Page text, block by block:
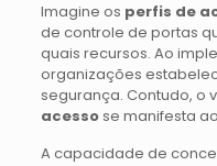
Imagine os perfis de
de controle de portas
quais recursos. Ao
organizações
segurança. Contudo, o
acessose manifesta
A capacidade de